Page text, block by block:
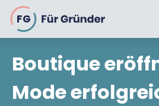
FG
Planen
Boutique
Mode